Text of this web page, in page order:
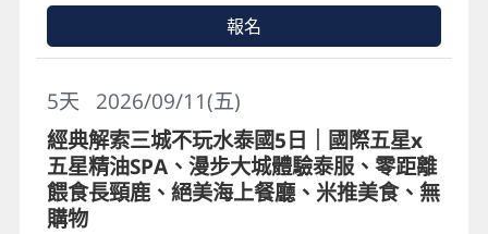
報名
2026/09/11(五)
5天
經典解索三城不玩水泰國5日｜國際五星x
五星精油SPA、漫步大城體驗泰服、零距離
餵食長頸鹿、絕美海上餐廳、米推美食、無
購物